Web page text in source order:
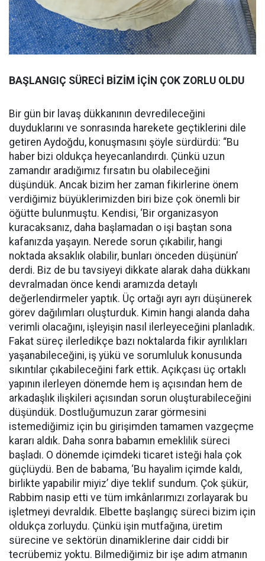
BAŞLANGIÇ SÜRECİ BİZİM İÇİN ÇOK ZORLU OLDU
Bir gün bir lavaş dükkanının devredileceğini
duyduklarını ve sonrasında harekete geçtiklerini dile
getiren Aydoğdu, konuşmasını şöyle sürdürdü: “Bu
haber bizi oldukça heyecanlandırdı. Çünkü uzun
zamandır aradığımız fırsatın bu olabileceğini
düşündük. Ancak bizim her zaman fikirlerine önem
verdiğimiz büyüklerimizden biri bize çok önemli bir
öğütte bulunmuştu. Kendisi, ‘Bir organizasyon
kuracaksanız, daha başlamadan o işi baştan sona
kafanızda yaşayın. Nerede sorun çıkabilir, hangi
noktada aksaklık olabilir, bunları önceden düşünün’
derdi. Biz de bu tavsiyeyi dikkate alarak daha dükkanı
devralmadan önce kendi aramızda detaylı
değerlendirmeler yaptık. Üç ortağı ayrı ayrı düşünerek
görev dağılımları oluşturduk. Kimin hangi alanda daha
verimli olacağını, işleyişin nasıl ilerleyeceğini planladık.
Fakat süreç ilerledikçe bazı noktalarda fikir ayrılıkları
yaşanabileceğini, iş yükü ve sorumluluk konusunda
sıkıntılar çıkabileceğini fark ettik. Açıkçası üç ortaklı
yapının ilerleyen dönemde hem iş açısından hem de
arkadaşlık ilişkileri açısından sorun oluşturabileceğini
düşündük. Dostluğumuzun zarar görmesini
istemediğimiz için bu girişimden tamamen vazgeçme
kararı aldık. Daha sonra babamın emeklilik süreci
başladı. O dönemde içimdeki ticaret isteği hala çok
güçlüydü. Ben de babama, ‘Bu hayalim içimde kaldı,
birlikte yapabilir miyiz’ diye teklif sundum. Çok şükür,
Rabbim nasip etti ve tüm imkânlarımızı zorlayarak bu
işletmeyi devraldık. Elbette başlangıç süreci bizim için
oldukça zorluydu. Çünkü işin mutfağına, üretim
sürecine ve sektörün dinamiklerine dair ciddi bir
tecrübemiz yoktu. Bilmediğimiz bir işe adım atmanın